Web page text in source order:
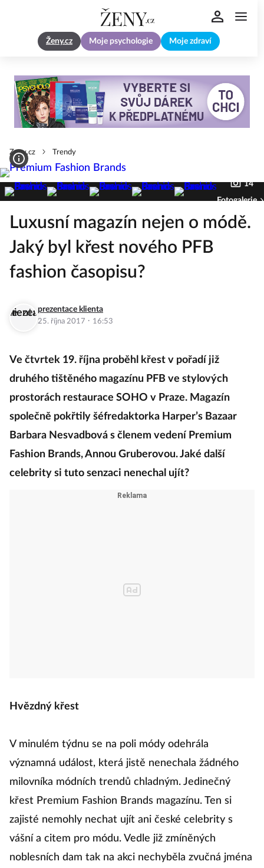
Ženy.cz Moje psychologie Moje zdraví
Zeny.cz Trendy
14
Fotogalerie
Luxusní magazín nejen o módě.
Jaký byl křest nového PFB
fashion časopisu?
prezentace klienta
25. října 2017 · 16:53
Ve čtvrtek 19. října proběhl křest v pořadí již
druhého tištěného magazínu PFB ve stylových
prostorách restaurace SOHO v Praze. Magazín
společně pokřtily šéfredaktorka Harper’s Bazaar
Barbara Nesvadbová s členem vedení Premium
Fashion Brands, Annou Gruberovou. Jaké další
celebrity si tuto senzaci nenechal ujít?
Hvězdný křest
V minulém týdnu se na poli módy odehrála
významná událost, která jistě nenechala žádného
milovníka módních trendů chladným. Jedinečný
křest Premium Fashion Brands magazínu. Ten si
zajisté nemohly nechat ujít ani české celebrity s
vášní a citem pro módu. Vedle již zmíněných
noblesních dam tak na akci nechyběla zvučná jména